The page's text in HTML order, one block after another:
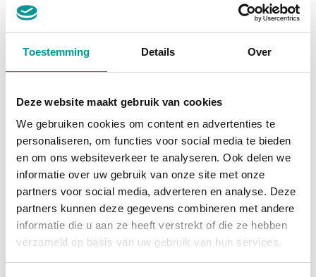
Toestemming Details Over
Deze website maakt gebruik van cookies
We gebruiken cookies om content en advertenties te
personaliseren, om functies voor social media te bieden
en om ons websiteverkeer te analyseren. Ook delen we
informatie over uw gebruik van onze site met onze
partners voor social media, adverteren en analyse. Deze
partners kunnen deze gegevens combineren met andere
informatie die u aan ze heeft verstrekt of die ze hebben
verzameld op basis van uw gebruik van hun services.
Peugeot Boxer Bestelbus 2.2 HDI 120 pk L2H2 Camera/ Cruise/ Airco/ Navi/ PDC/ DAB
Handgeschakeld - 66515km - 2023
Deze auto bekijken
Diesel